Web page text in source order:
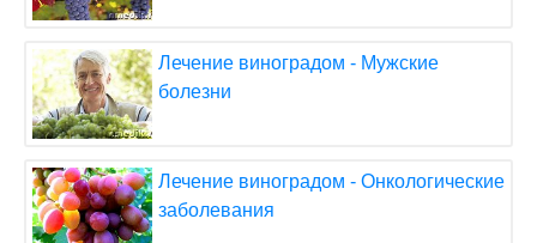
Лечение виноградом - Мужские
болезни
Лечение виноградом - Онкологические
заболевания